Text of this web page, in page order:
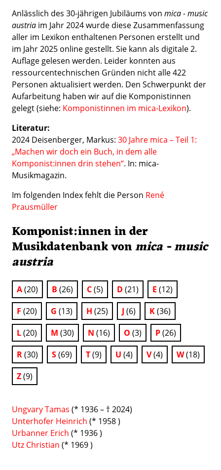
Anlässlich des 30-jährigen Jubiläums von mica - music
austria im Jahr 2024 wurde diese Zusammenfassung
aller im Lexikon enthaltenen Personen erstellt und
im Jahr 2025 online gestellt. Sie kann als digitale 2.
Auflage gelesen werden. Leider konnten aus
ressourcentechnischen Gründen nicht alle 422
Personen aktualisiert werden. Den Schwerpunkt der
Aufarbeitung haben wir auf die Komponistinnen
gelegt (siehe: Komponistinnen im mica-Lexikon).
Literatur:
2024 Deisenberger, Markus: 30 Jahre mica – Teil 1:
„Machen wir doch ein Buch, in dem alle
Komponist:innen drin stehen“. In: mica-
Musikmagazin.
Im folgenden Index fehlt die Person René
Prausmüller
Komponist:innen in der
Musikdatenbank vonmica - music
austria
A(20) B (26) C(5) D (21) E (12)
F (20) G (13) H (25) J (6) K(36)
L(20) M (30) N (16) O (3) P(26)
R(30) S(69) T(9) U (4) V(4) W(18)
Z(9)
Ungvary Tamas (* 1936 – † 2024)
Unterhofer Heinrich (* 1958 )
Urbanner Erich (* 1936 )
Utz Christian (* 1969 )